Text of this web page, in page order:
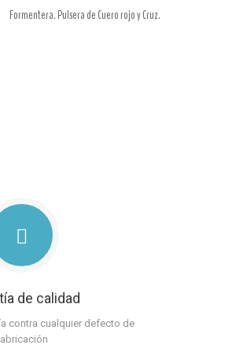
Formentera. Pulsera de Cuero rojo y Cruz.
de calidad
contra cualquier defecto de